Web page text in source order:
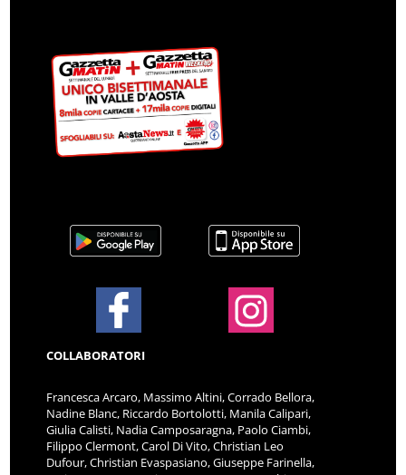
COLLABORATORI
Francesca Arcaro, Massimo Altini, Corrado Bellora,
Nadine Blanc, Riccardo Bortolotti, Manila Calipari,
Giulia Calisti, Nadia Camposaragna, Paolo Ciambi,
Filippo Clermont, Carol Di Vito, Christian Leo
Dufour, Christian Evaspasiano, Giuseppe Farinella,